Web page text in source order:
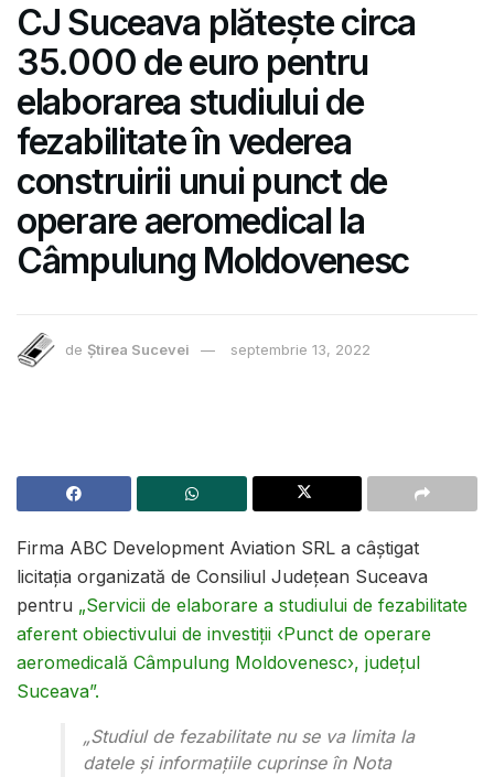
CJ Suceava plătește circa
35.000 de euro pentru
elaborarea studiului de
fezabilitate în vederea
construirii unui punct de
operare aeromedical la
Câmpulung Moldovenesc
de Știrea Sucevei septembrie 13, 2022
Firma ABC Development Aviation SRL a câștigat
licitația organizată de Consiliul Județean Suceava
pentru „Servicii de elaborare a studiului de fezabilitate
aferent obiectivului de investiții ‹Punct de operare
aeromedicală Câmpulung Moldovenesc›, județul
Suceava”.
„Studiul de fezabilitate nu se va limita la
datele și informațiile cuprinse în Nota